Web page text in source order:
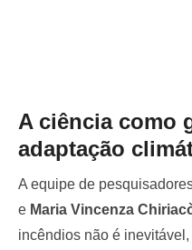
A ciência como
adaptação
A equipe de
e Maria Vincenza
incêndios não é